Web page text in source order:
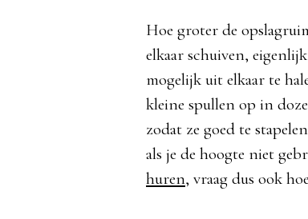
Hoe groter de
elkaar schuiven,
mogelijk uit elkaar te
kleine spullen op in
zodat ze goed te
als je de hoogte niet
huren, vraag dus ook